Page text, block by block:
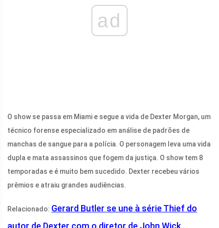
ad
O show se passa em Miami e segue a vida de Dexter Morgan, um
técnico forense especializado em análise de padrões de
manchas de sangue para a polícia. O personagem leva uma vida
dupla e mata assassinos que fogem da justiça. O show tem 8
temporadas e é muito bem sucedido. Dexter recebeu vários
prêmios e atraiu grandes audiências.
Relacionado: Gerard Butler se une à série Thief do
autor de Dexter com o diretor de John Wick